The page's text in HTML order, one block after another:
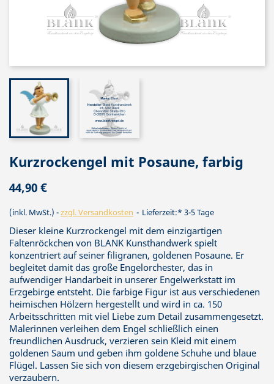
Kurzrockengel mit Posaune, farbig
44,90 €
(inkl. MwSt.) zzgl. Versandkosten Lieferzeit:* 3-5 Tage
Dieser kleine Kurzrockengel mit dem einzigartigen
Faltenröckchen von BLANK Kunsthandwerk spielt
konzentriert auf seiner filigranen, goldenen Posaune. Er
begleitet damit das große Engelorchester, das in
aufwendiger Handarbeit in unserer Engelwerkstatt im
Erzgebirge entsteht. Die farbige Figur ist aus verschiedenen
heimischen Hölzern hergestellt und wird in ca. 150
Arbeitsschritten mit viel Liebe zum Detail zusammengesetzt.
Malerinnen verleihen dem Engel schließlich einen
freundlichen Ausdruck, verzieren sein Kleid mit einem
goldenen Saum und geben ihm goldene Schuhe und blaue
Flügel. Lassen Sie sich von diesem erzgebirgischen Original
verzaubern.